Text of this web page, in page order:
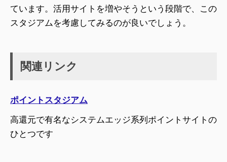
ています。活用サイトを増やそうという段階で、この
スタジアムを考慮してみるのが良いでしょう。
関連リンク
ポイントスタジアム
高還元で有名なシステムエッジ系列ポイントサイトの
ひとつです